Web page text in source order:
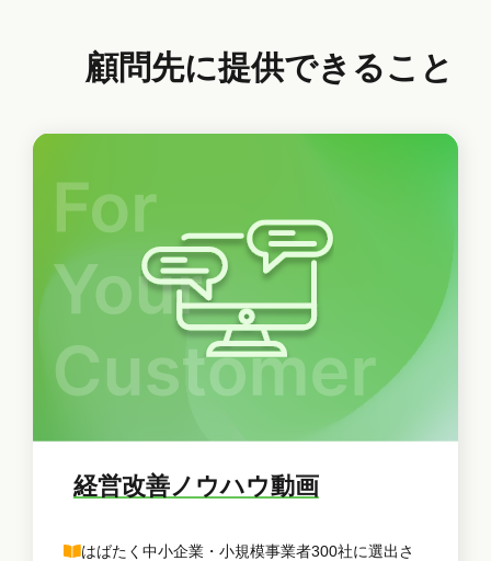
顧問先に提供できること
経営改善ノウハウ動画
はばたく中小企業・小規模事業者300社に選出さ